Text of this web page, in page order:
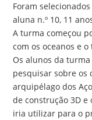
Foram
aluna n.º 10, 11
A turma começou
com os oceanos e
Os alunos da
pesquisar sobre os
arquipélago dos
de construção 3D
iria utilizar para o